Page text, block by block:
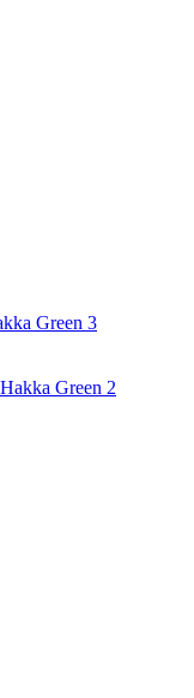
Green 3